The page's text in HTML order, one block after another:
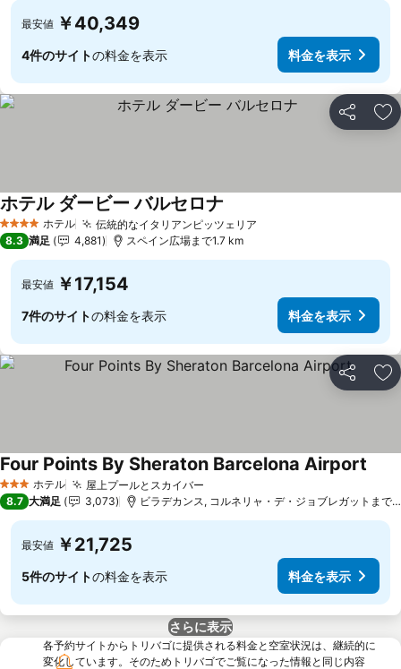
最安値 ￥40,349
4件のサイトの料金を表示 料金を表示
シェア お
4 ホテルのランク
ホテル 伝統的なイタリアンピッツェリア
ホテル ダービー バルセロナ
8.3 満足 4,881 スペイン広場まで1.7 km
最安値 ￥17,154
7件のサイトの料金を表示 料金を表示
シェア お
3 ホテルのランク
ホテル 屋上プールとスカイバー
Four Points By Sheraton Barcelona Airport
8.7 大満足 3,073 ビラデカンス, コルネリャ・デ・ジョブレガットまで
最安値 ￥21,725
5件のサイトの料金を表示 料金を表示
さらに表示
各予約サイトからトリバゴに提供される料金と空室状況は、継続的に
変化しています。そのためトリバゴでご覧になった情報と同じ内容